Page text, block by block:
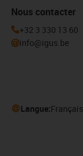
Nous contacter
+32 3 330 13 60
info@igus.be
Langue:Français